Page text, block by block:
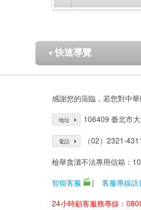
▼ 快速導覽
感謝您的蒞臨，若您對中
地址 106409 臺北市
電話 （02）2321-
檢舉貪瀆不法專用信箱：
智能客服
| 客服專線語
24小時顧客服務專線：